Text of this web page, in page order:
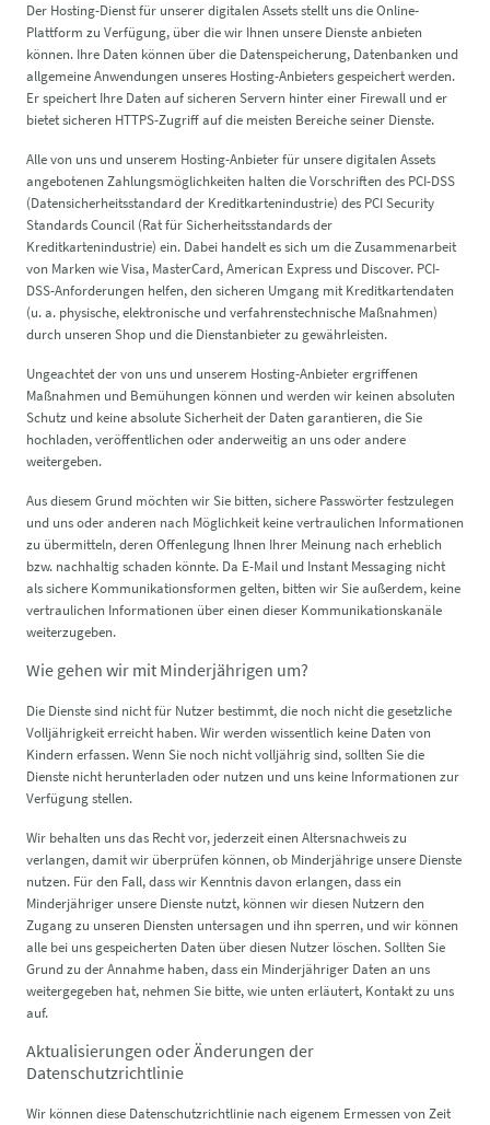
Der Hosting-Dienst für unserer digitalen Assets stellt uns die Online-
Plattform zu Verfügung, über die wir Ihnen unsere Dienste anbieten
können. Ihre Daten können über die Datenspeicherung, Datenbanken und
allgemeine Anwendungen unseres Hosting-Anbieters gespeichert werden.
Er speichert Ihre Daten auf sicheren Servern hinter einer Firewall und er
bietet sicheren HTTPS-Zugriff auf die meisten Bereiche seiner Dienste.
Alle von uns und unserem Hosting-Anbieter für unsere digitalen Assets
angebotenen Zahlungsmöglichkeiten halten die Vorschriften des PCI-DSS
(Datensicherheitsstandard der Kreditkartenindustrie) des PCI Security
Standards Council (Rat für Sicherheitsstandards der
Kreditkartenindustrie) ein. Dabei handelt es sich um die Zusammenarbeit
von Marken wie Visa, MasterCard, American Express und Discover. PCI-
DSS-Anforderungen helfen, den sicheren Umgang mit Kreditkartendaten
(u. a. physische, elektronische und verfahrenstechnische Maßnahmen)
durch unseren Shop und die Dienstanbieter zu gewährleisten.
Ungeachtet der von uns und unserem Hosting-Anbieter ergriffenen
Maßnahmen und Bemühungen können und werden wir keinen absoluten
Schutz und keine absolute Sicherheit der Daten garantieren, die Sie
hochladen, veröffentlichen oder anderweitig an uns oder andere
weitergeben.
Aus diesem Grund möchten wir Sie bitten, sichere Passwörter festzulegen
und uns oder anderen nach Möglichkeit keine vertraulichen Informationen
zu übermitteln, deren Offenlegung Ihnen Ihrer Meinung nach erheblich
bzw. nachhaltig schaden könnte. Da E-Mail und Instant Messaging nicht
als sichere Kommunikationsformen gelten, bitten wir Sie außerdem, keine
vertraulichen Informationen über einen dieser Kommunikationskanäle
weiterzugeben.
Wie gehen wir mit Minderjährigen um?
Die Dienste sind nicht für Nutzer bestimmt, die noch nicht die gesetzliche
Volljährigkeit erreicht haben. Wir werden wissentlich keine Daten von
Kindern erfassen. Wenn Sie noch nicht volljährig sind, sollten Sie die
Dienste nicht herunterladen oder nutzen und uns keine Informationen zur
Verfügung stellen.
Wir behalten uns das Recht vor, jederzeit einen Altersnachweis zu
verlangen, damit wir überprüfen können, ob Minderjährige unsere Dienste
nutzen. Für den Fall, dass wir Kenntnis davon erlangen, dass ein
Minderjähriger unsere Dienste nutzt, können wir diesen Nutzern den
Zugang zu unseren Diensten untersagen und ihn sperren, und wir können
alle bei uns gespeicherten Daten über diesen Nutzer löschen. Sollten Sie
Grund zu der Annahme haben, dass ein Minderjähriger Daten an uns
weitergegeben hat, nehmen Sie bitte, wie unten erläutert, Kontakt zu uns
auf.
Aktualisierungen oder Änderungen der
Datenschutzrichtlinie
Wir können diese Datenschutzrichtlinie nach eigenem Ermessen von Zeit